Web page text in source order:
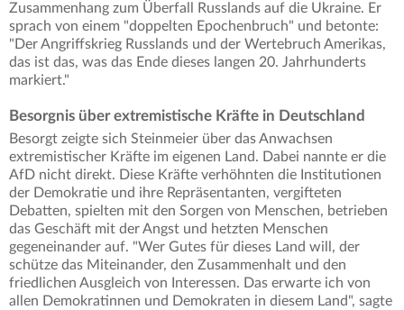
Zusammenhang zum Überfall Russlands auf die Ukraine. Er
sprach von einem "doppelten Epochenbruch" und betonte:
"Der Angriffskrieg Russlands und der Wertebruch Amerikas,
das ist das, was das Ende dieses langen 20. Jahrhunderts
markiert."
Besorgnis über extremistische Kräfte in Deutschland
Besorgt zeigte sich Steinmeier über das Anwachsen
extremistischer Kräfte im eigenen Land. Dabei nannte er die
AfD nicht direkt. Diese Kräfte verhöhnten die Institutionen
der Demokratie und ihre Repräsentanten, vergifteten
Debatten, spielten mit den Sorgen von Menschen, betrieben
das Geschäft mit der Angst und hetzten Menschen
gegeneinander auf. "Wer Gutes für dieses Land will, der
schütze das Miteinander, den Zusammenhalt und den
friedlichen Ausgleich von Interessen. Das erwarte ich von
allen Demokratinnen und Demokraten in diesem Land", sagte